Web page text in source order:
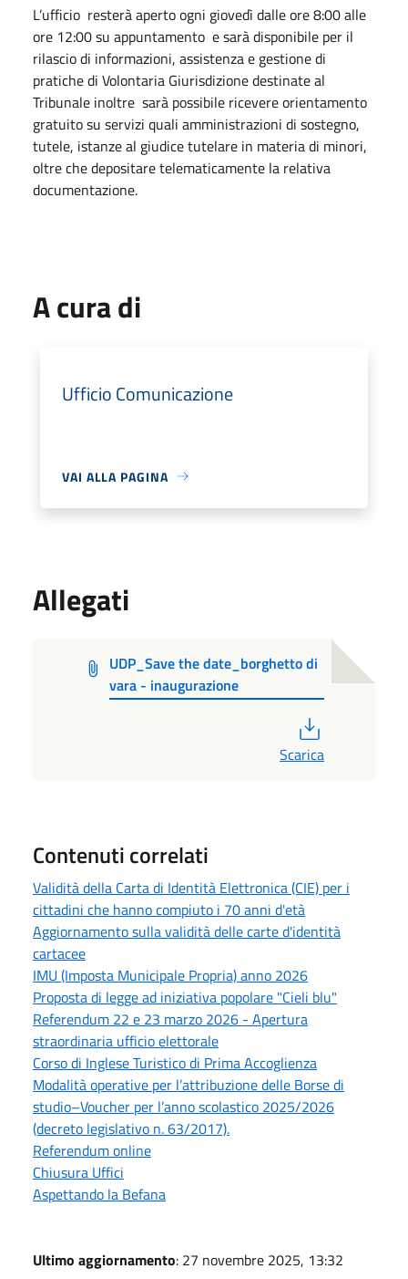
L’ufficio resterà aperto ogni giovedì dalle ore 8:00 alle
ore 12:00 su appuntamento e sarà disponibile per il
rilascio di informazioni, assistenza e gestione di
pratiche di Volontaria Giurisdizione destinate al
Tribunale inoltre sarà possibile ricevere orientamento
gratuito su servizi quali amministrazioni di sostegno,
tutele, istanze al giudice tutelare in materia di minori,
oltre che depositare telematicamente la relativa
documentazione.
A cura di
Ufficio Comunicazione
VAI ALLA PAGINA
Allegati
UDP_Save the date_borghetto di
vara - inaugurazione
Scarica
Contenuti correlati
Validità della Carta di Identità Elettronica (CIE) per i
cittadini che hanno compiuto i 70 anni d'età
Aggiornamento sulla validità delle carte d'identità
cartacee
IMU (Imposta Municipale Propria) anno 2026
Proposta di legge ad iniziativa popolare "Cieli blu"
Referendum 22 e 23 marzo 2026 - Apertura
straordinaria ufficio elettorale
Corso di Inglese Turistico di Prima Accoglienza
Modalità operative per l’attribuzione delle Borse di
studio–Voucher per l’anno scolastico 2025/2026
(decreto legislativo n. 63/2017).
Referendum online
Chiusura Uffici
Aspettando la Befana
Ultimo aggiornamento: 27 novembre 2025, 13:32